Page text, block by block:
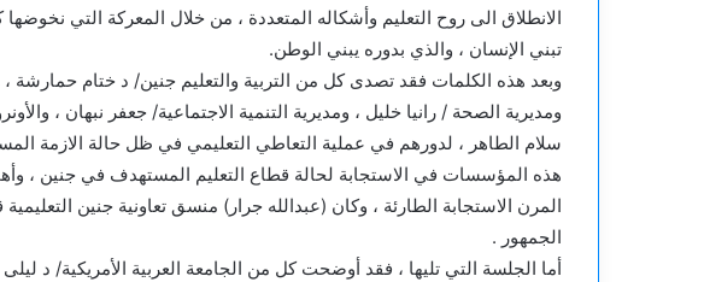
الانطلاق الى روح التعليم وأشكاله المتعددة ، من خلال المعركة التي
تبني الإنسان ، والذي بدوره يبني الوطن.
وبعد هذه الكلمات فقد تصدى كل من التربية والتعليم جنين/ د ختام حمارشة ،
ومديرية الصحة / رانيا خليل ، ومديرية التنمية الاجتماعية/ جعفر نبهان ،
سلام الطاهر ، لدورهم في عملية التعاطي التعليمي في ظل حالة الازمة
هذه المؤسسات في الاستجابة لحالة قطاع التعليم المستهدف في جنين ،
المرن الاستجابة الطارئة ، وكان (عبدالله جرار) منسق تعاونية جنين
الجمهور .
أما الجلسة التي تليها ، فقد أوضحت كل من الجامعة العربية الأمريكية/ د